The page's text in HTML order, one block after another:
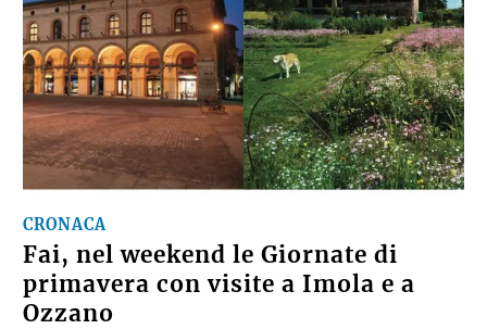
CRONACA
Fai, nel weekend le Giornate di
primavera con visite a Imola e a
Ozzano